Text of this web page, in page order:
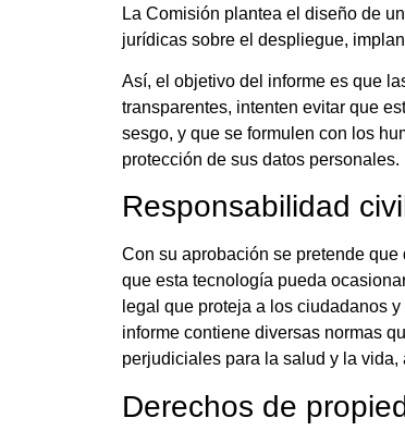
La Comisión plantea el diseño de
jurídicas sobre el despliegue,
Así, el objetivo del informe es que
transparentes, intenten evitar que
sesgo, y que se formulen con los
protección de sus datos personales.
Responsabilidad civil
Con su aprobación se pretende
que esta tecnología pueda
legal que proteja a los ciudadanos
informe contiene diversas normas
perjudiciales para la salud y la
Derechos de